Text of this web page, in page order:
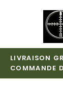
LIVRAISON
COMMANDE